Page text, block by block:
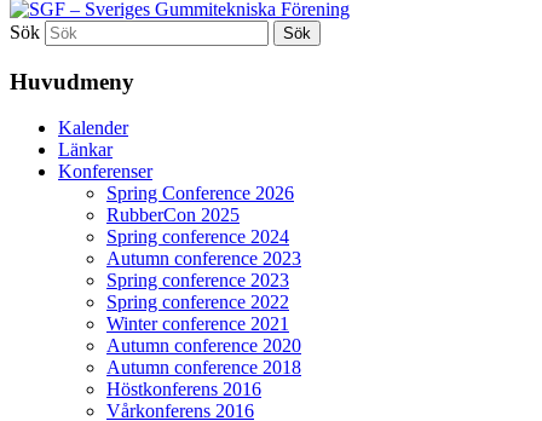
Sök
Huvudmeny
Kalender
Länkar
Konferenser
Spring Conference 2026
RubberCon 2025
Spring conference 2024
Autumn conference 2023
Spring conference 2023
Spring conference 2022
Winter conference 2021
Autumn conference 2020
Autumn conference 2018
Höstkonferens 2016
Vårkonferens 2016